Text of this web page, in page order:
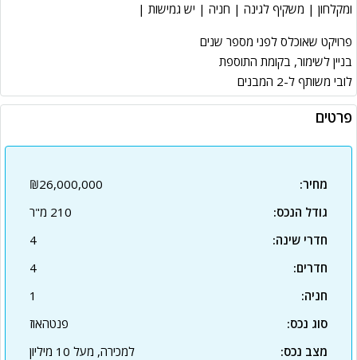
ומקלחון | משקיף לגינה | חניה | יש גמישות |
פרויקט שאוכלס לפני מספר שנים
בניין לשימור, בקומת התוספת
לובי משותף ל-2 המבנים
פרטים
מחיר:
₪26,000,000
גודל הנכס:
210 מ"ר
חדרי שינה:
4
חדרים:
4
חניה:
1
סוג נכס:
פנטהאוז
מצב נכס:
למכירה, מעל 10 מיליון